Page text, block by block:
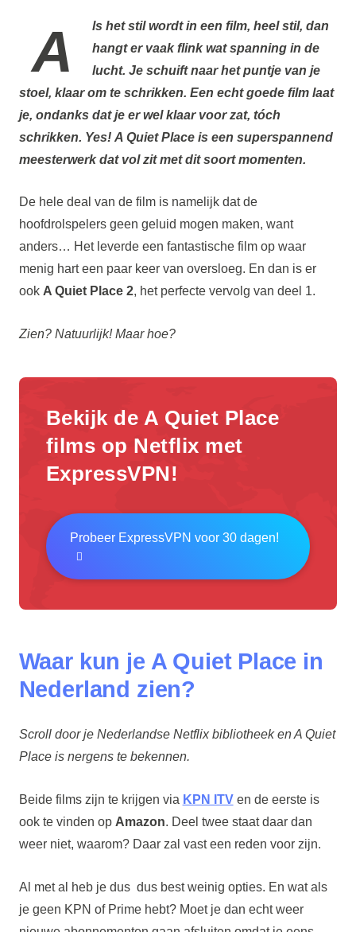
Als het stil wordt in een film, heel stil, dan
hangt er vaak flink wat spanning in de
lucht. Je schuift naar het puntje van je
stoel, klaar om te schrikken. Een echt goede film laat
je, ondanks dat je er wel klaar voor zat, tóch
schrikken. Yes! A Quiet Placeis een superspannend
meesterwerk dat vol zit met dit soort momenten.
De hele deal van de film is namelijk dat de
hoofdrolspelers geen geluid mogen maken, want
anders… Het leverde een fantastische film op waar
menig hart een paar keer van oversloeg. En dan is er
ook A Quiet Place 2, het perfecte vervolg van deel 1.
Zien? Natuurlijk! Maar hoe?
Bekijk de A Quiet Place
films op Netflix met
ExpressVPN!
Probeer ExpressVPN voor 30 dagen!
Waar kun je A Quiet Place in
Nederland zien?
Scroll door je Nederlandse Netflix bibliotheek en A Quiet
Place is nergens te bekennen.
Beide films zijn te krijgen via KPN ITVen de eerste is
ook te vinden op Amazon. Deel twee staat daar dan
weer niet, waarom? Daar zal vast een reden voor zijn.
Al met al heb je dus dus best weinig opties. En wat als
je geen KPN of Prime hebt? Moet je dan echt weer